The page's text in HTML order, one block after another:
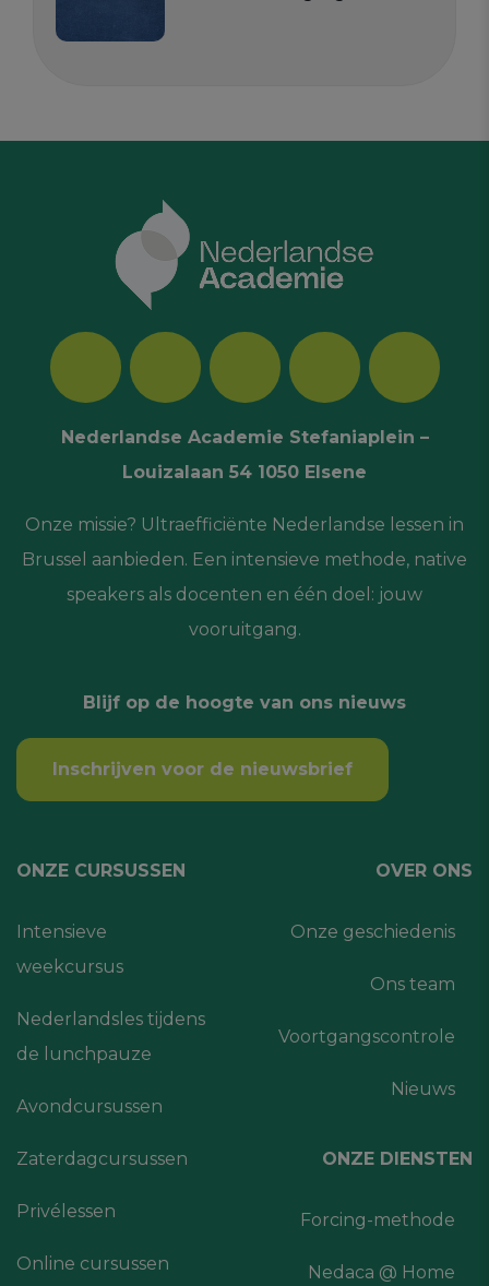
Nederlandse Academie Stefaniaplein –
Louizalaan 54 1050 Elsene
Onze missie? Ultraefficiënte Nederlandse lessen in
Brussel aanbieden. Een intensieve methode, native
speakers als docenten en één doel: jouw
vooruitgang.
Blijf op de hoogte van ons nieuws
Inschrijven voor de nieuwsbrief
ONZE CURSUSSEN
Intensieve
weekcursus
Nederlandsles tijdens
de lunchpauze
Avondcursussen
Zaterdagcursussen
Privélessen
Online cursussen
OVER ONS
Onze geschiedenis
Ons team
Voortgangscontrole
Nieuws
ONZE DIENSTEN
Forcing-methode
Nedaca @ Home